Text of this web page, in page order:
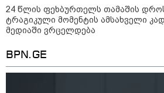
აგვისტო
24 წლის ფეხბურთელს თამაშის
ტრაგიკული მომენტის ამსახველი
მედიაში ვრცელდება
BPN.GE